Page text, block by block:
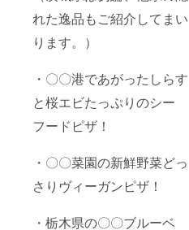
れた逸品もご紹介してまい
ります。）
・〇〇港であがったしらす
と桜エビたっぷりのシー
フードピザ！
・〇〇菜園の新鮮野菜どっ
さりヴィーガンピザ！
・栃木県の〇〇ブルーベ